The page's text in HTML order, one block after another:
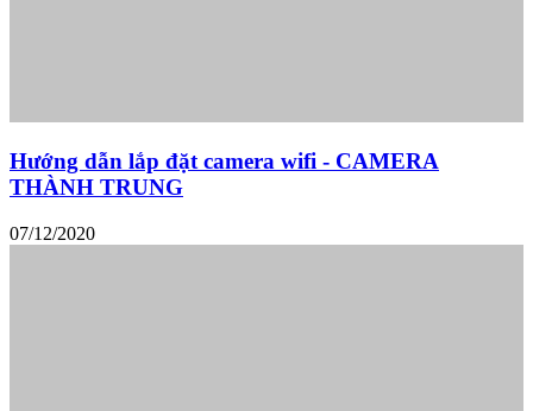
Hướng dẫn lắp đặt camera wifi - CAMERA
THÀNH TRUNG
07/12/2020